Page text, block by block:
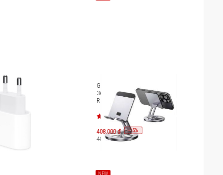
iPhone 20W
A,
Giá đỡ cao cấp Innostyle xoay
360 FlexView Aluminum
Rotating Stand AS-S1
408.000 đ -15%
480.000 đ
NEW